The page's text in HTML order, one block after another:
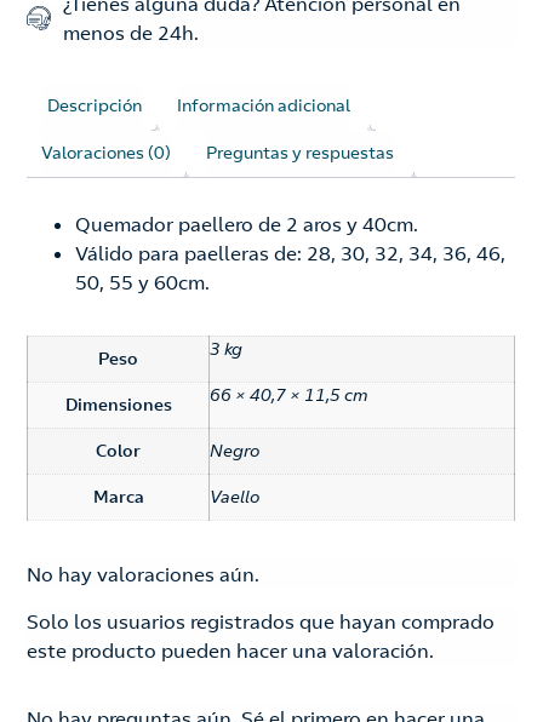
menos de 24h.
Descripción Información adicional
Valoraciones (0) Preguntas y respuestas
Quemador paellero de 2 aros y 40cm.
Válido para paelleras de: 28, 30, 32, 34, 36, 46,
50, 55 y 60cm.
Peso 3 kg
Dimensiones 66 × 40,7 × 11,5 cm
Color Negro
Marca Vaello
No hay valoraciones aún.
Solo los usuarios registrados que hayan comprado
este producto pueden hacer una valoración.